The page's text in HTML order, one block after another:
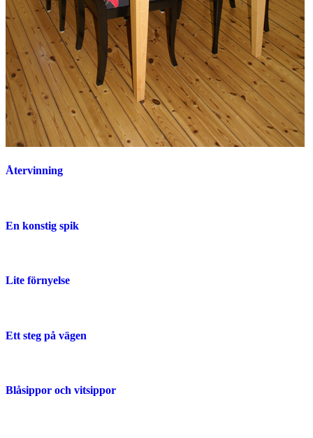
Återvinning
En konstig spik
Lite förnyelse
Ett steg på vägen
Blåsippor och vitsippor